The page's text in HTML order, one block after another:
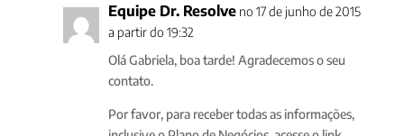
Equipe Dr. Resolve no 17 de junho de 2015
a partir do 19:32
Olá Gabriela, boa tarde! Agradecemos o seu
contato.
Por favor, para receber todas as informações,